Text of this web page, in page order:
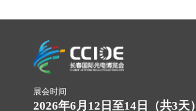
展会时间
2026年6月12日至14日（共3天）